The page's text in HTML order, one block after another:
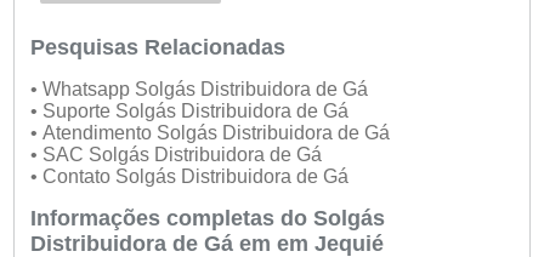
Pesquisas Relacionadas
• Whatsapp Solgás Distribuidora de Gá
• Suporte Solgás Distribuidora de Gá
• Atendimento Solgás Distribuidora de Gá
• SAC Solgás Distribuidora de Gá
• Contato Solgás Distribuidora de Gá
Informações completas do Solgás
Distribuidora de Gá em em Jequié